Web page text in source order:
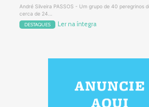
André Silveira PASSOS - Um grupo de 40 peregrinos
cerca de 24...
DESTAQUES Ler na íntegra